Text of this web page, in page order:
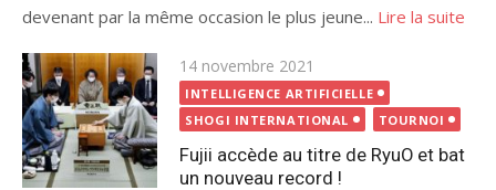
devenant par la même occasion le plus jeune... Lire la suite
Publié
le
14 novembre 2021
INTELLIGENCE ARTIFICIELLE
SHOGI INTERNATIONAL
TOURNOI
Fujii accède au titre de RyuO et bat
un nouveau record !